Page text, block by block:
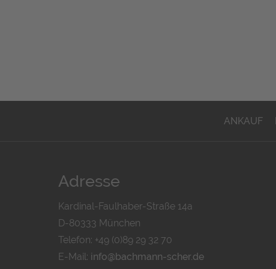
ANKAUF
Adresse
Kardinal-Faulhaber-Straße 14a
D-80333 München
Telefon: +49 (0)89 29 32 70
E-Mail: info@bachmann-scher.de